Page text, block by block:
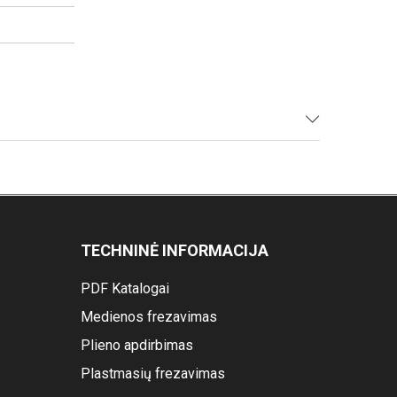
TECHNINĖ INFORMACIJA
PDF Katalogai
Medienos frezavimas
Plieno apdirbimas
Plastmasių frezavimas